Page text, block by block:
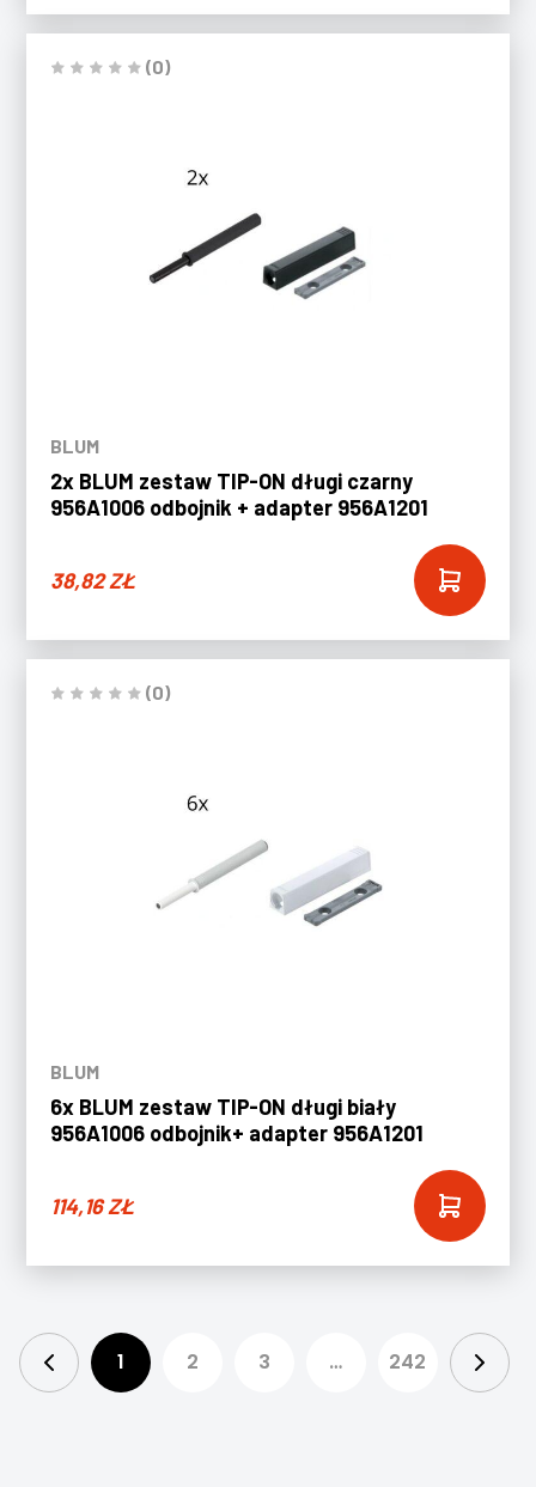
(0)
BLUM
2x BLUM zestaw TIP-ON długi czarny
956A1006 odbojnik + adapter 956A1201
38,82ZŁ
(0)
BLUM
6x BLUM zestaw TIP-ON długi biały
956A1006 odbojnik+ adapter 956A1201
114,16ZŁ
1 2 3 … 242